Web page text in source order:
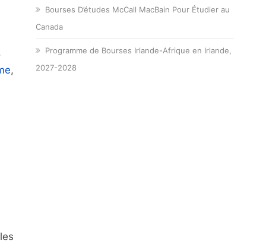
,
Bourses D’études McCall MacBain Pour Étudier au
Canada
Programme de Bourses Irlande-Afrique en Irlande,
2027-2028